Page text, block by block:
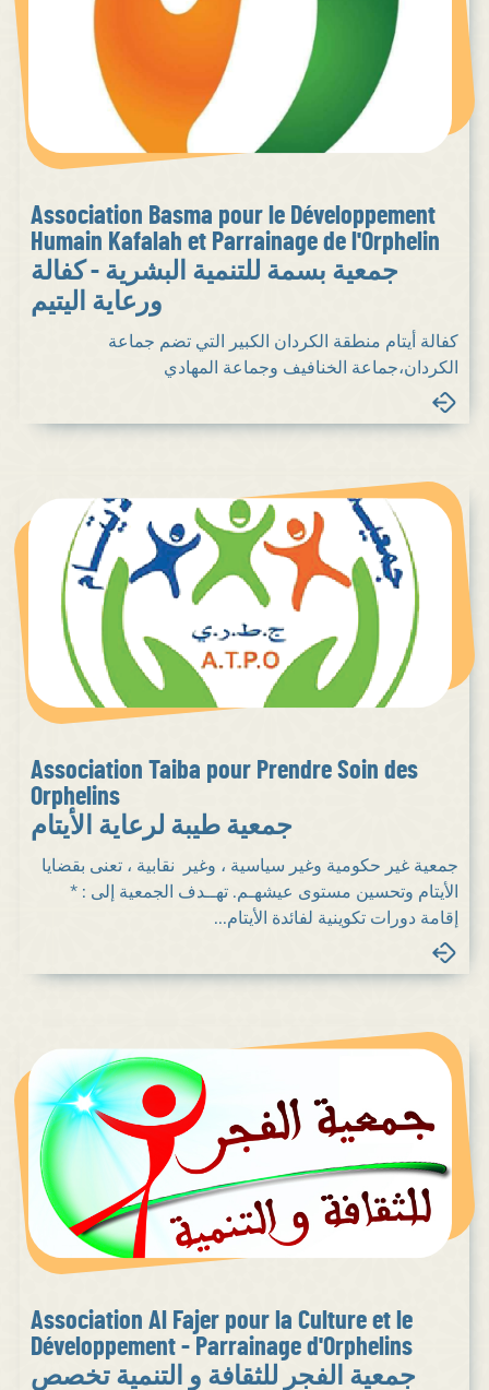
Association Basma pour le Développement
Humain Kafalah et Parrainage de l'Orphelin
جمعية بسمة للتنمية البشرية - كفالة
ورعاية اليتيم
كفالة أيتام منطقة الكردان الكبير التي تضم جماعة
الكردان،جماعة الخنافيف وجماعة المهادي
Association Taiba pour Prendre Soin des
Orphelins
جمعية طيبة لرعاية الأيتام
جمعية غير حكومية وغير سياسية ، وغير نقابية ، تعنى بقضايا
الأيتام وتحسين مستوى عيشهـم. تهــدف الجمعية إلى : *
إقامة دورات تكوينية لفائدة الأيتام...
Association Al Fajer pour la Culture et le
Développement - Parrainage d'Orphelins
جمعية الفجر للثقافة و التنمية تخصص